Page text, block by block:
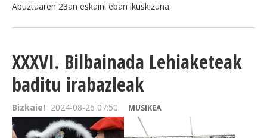
Abuztuaren 23an eskaini eban ikuskizuna.
XXXVI. Bilbainada Lehiaketeak
baditu irabazleak
Bizkaie! 2024-08-26 07:50 MUSIKEA